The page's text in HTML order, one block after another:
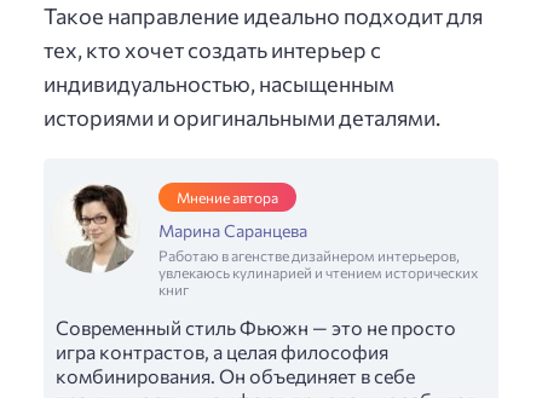
Такое направление идеально подходит для
тех, кто хочет создать интерьер с
индивидуальностью, насыщенным
историями и оригинальными деталями.
Мнение автора
Марина Саранцева
Работаю в агенстве дизайнером интерьеров,
увлекаюсь кулинарией и чтением исторических
книг
Современный стиль Фьюжн — это не просто
игра контрастов, а целая философия
комбинирования. Он объединяет в себе